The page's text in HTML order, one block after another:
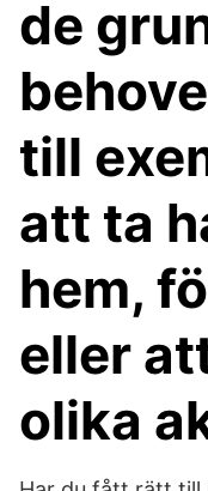
de
till
att ta
hem,
eller
olika